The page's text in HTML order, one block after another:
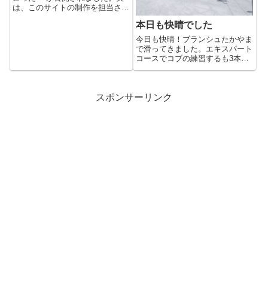
は、このサイトの制作を担当させ
本日も快晴でした
今日も快晴！ブランシュたかやま
で滑ってきました。エキスパート
コースでコブの練習するも3本で
足が･･･。ぜんぜんダメですわ...
スポンサーリンク